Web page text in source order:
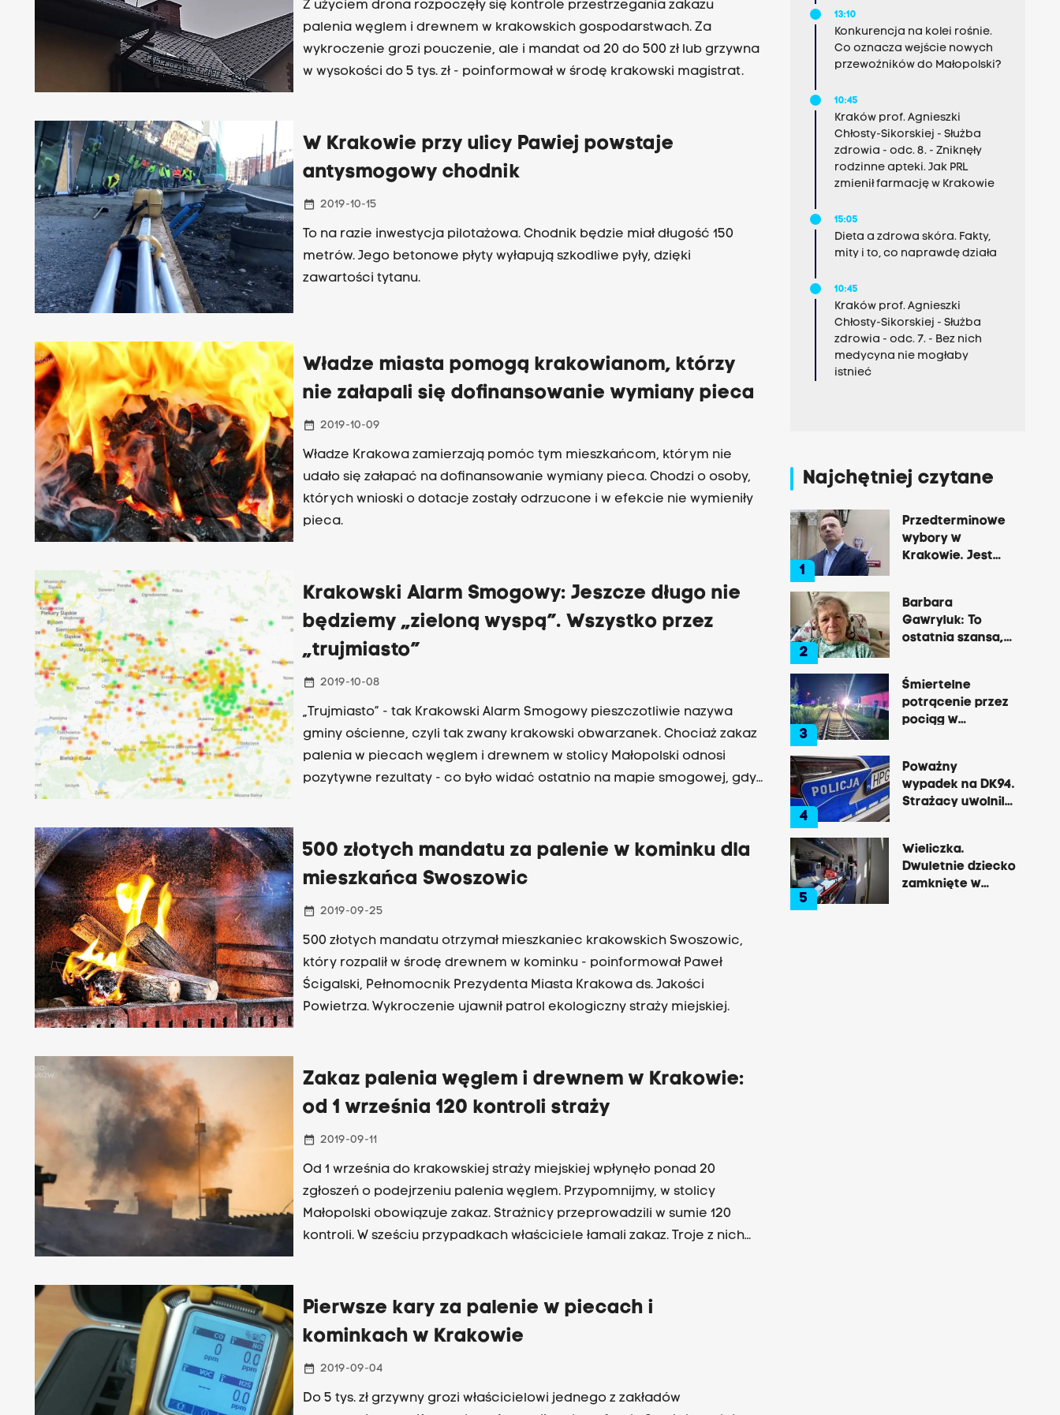
Z użyciem drona rozpoczęły się kontrole przestrzegania zakazu
palenia węglem i drewnem w krakowskich gospodarstwach. Za
wykroczenie grozi pouczenie, ale i mandat od 20 do 500 zł lub grzywna
w wysokości do 5 tys. zł - poinformował w środę krakowski magistrat.
W Krakowie przy ulicy Pawiej powstaje
antysmogowy chodnik
date_range 2019-10-15
To na razie inwestycja pilotażowa. Chodnik będzie miał długość 150
metrów. Jego betonowe płyty wyłapują szkodliwe pyły, dzięki
zawartości tytanu.
Władze miasta pomogą krakowianom, którzy
nie załapali się dofinansowanie wymiany pieca
date_range 2019-10-09
Władze Krakowa zamierzają pomóc tym mieszkańcom, którym nie
udało się załapać na dofinansowanie wymiany pieca. Chodzi o osoby,
których wnioski o dotacje zostały odrzucone i w efekcie nie wymieniły
pieca.
Krakowski Alarm Smogowy: Jeszcze długo nie
będziemy „zieloną wyspą”. Wszystko przez
„trujmiasto”
date_range 2019-10-08
„Trujmiasto” - tak Krakowski Alarm Smogowy pieszczotliwie nazywa
gminy ościenne, czyli tak zwany krakowski obwarzanek. Chociaż zakaz
palenia w piecach węglem i drewnem w stolicy Małopolski odnosi
pozytywne rezultaty - co było widać ostatnio na mapie smogowej, gdy
smog?
500 złotych mandatu za palenie w kominku dla
mieszkańca Swoszowic
date_range 2019-09-25
500 złotych mandatu otrzymał mieszkaniec krakowskich Swoszowic,
który rozpalił w środę drewnem w kominku - poinformował Paweł
Ścigalski, Pełnomocnik Prezydenta Miasta Krakowa ds. Jakości
Powietrza. Wykroczenie ujawnił patrol ekologiczny straży miejskiej.
Zakaz palenia węglem i drewnem w Krakowie:
od 1 września 120 kontroli straży
date_range 2019-09-11
Od 1 września do krakowskiej straży miejskiej wpłynęło ponad 20
zgłoszeń o podejrzeniu palenia węglem. Przypomnijmy, w stolicy
Małopolski obowiązuje zakaz. Strażnicy przeprowadzili w sumie 120
kontroli. W sześciu przypadkach właściciele łamali zakaz. Troje z nich
Pierwsze kary za palenie w piecach i
kominkach w Krakowie
date_range 2019-09-04
Do 5 tys. zł grzywny grozi właścicielowi jednego z zakładów
13:10
Konkurencja na kolei rośnie.
Co oznacza wejście nowych
przewoźników do Małopolski?
10:45
Kraków prof. Agnieszki
Chłosty-Sikorskiej - Służba
zdrowia - odc. 8. - Zniknęły
rodzinne apteki. Jak PRL
zmienił farmację w Krakowie
15:05
Dieta a zdrowa skóra. Fakty,
mity i to, co naprawdę działa
10:45
Kraków prof. Agnieszki
Chłosty-Sikorskiej - Służba
zdrowia - odc. 7. - Bez nich
medycyna nie mogłaby
istnieć
Najchętniej czytane
1
Przedterminowe
wybory w
Krakowie. Jest
2
Barbara
Gawryluk: To
ostatnia szansa,
chorobie
3
Śmiertelne
potrącenie przez
pociąg w
trasie do Krakowa
4
Poważny
wypadek na DK94.
Strażacy uwolnili
5
Wieliczka.
Dwuletnie dziecko
zamknięte w